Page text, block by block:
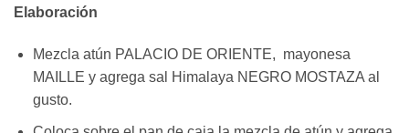
Elaboración
Mezcla atún PALACIO DE ORIENTE, mayonesa
MAILLE y agrega sal Himalaya NEGRO MOSTAZA al
gusto.